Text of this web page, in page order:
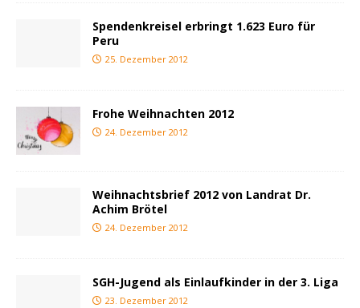
Spendenkreisel erbringt 1.623 Euro für
Peru
25. Dezember 2012
Frohe Weihnachten 2012
24. Dezember 2012
Weihnachtsbrief 2012 von Landrat Dr.
Achim Brötel
24. Dezember 2012
SGH-Jugend als Einlaufkinder in der 3. Liga
23. Dezember 2012